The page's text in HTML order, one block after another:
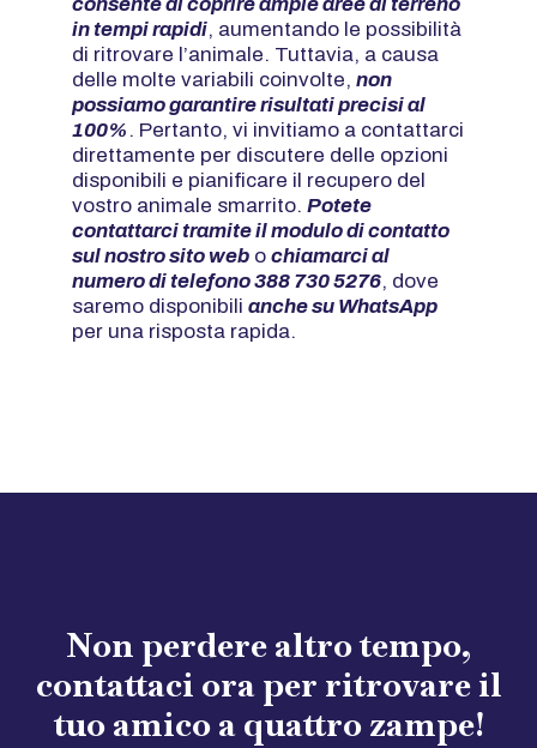
in tempi rapidi, aumentando le possibilità
di ritrovare l’animale. Tuttavia, a causa
delle molte variabili coinvolte, non
possiamo garantire risultati precisi al
100% . Pertanto, vi invitiamo a contattarci
direttamente per discutere delle opzioni
disponibili e pianificare il recupero del
vostro animale smarrito. Potete
contattarci tramite il modulo di contatto
sul nostro sito web o chiamarci al
numero di telefono 388 730 5276, dove
saremo disponibili anche su WhatsApp
per una risposta rapida.
Non perdere altro tempo,
contattaci ora per ritrovare il
tuo amico a quattro zampe!